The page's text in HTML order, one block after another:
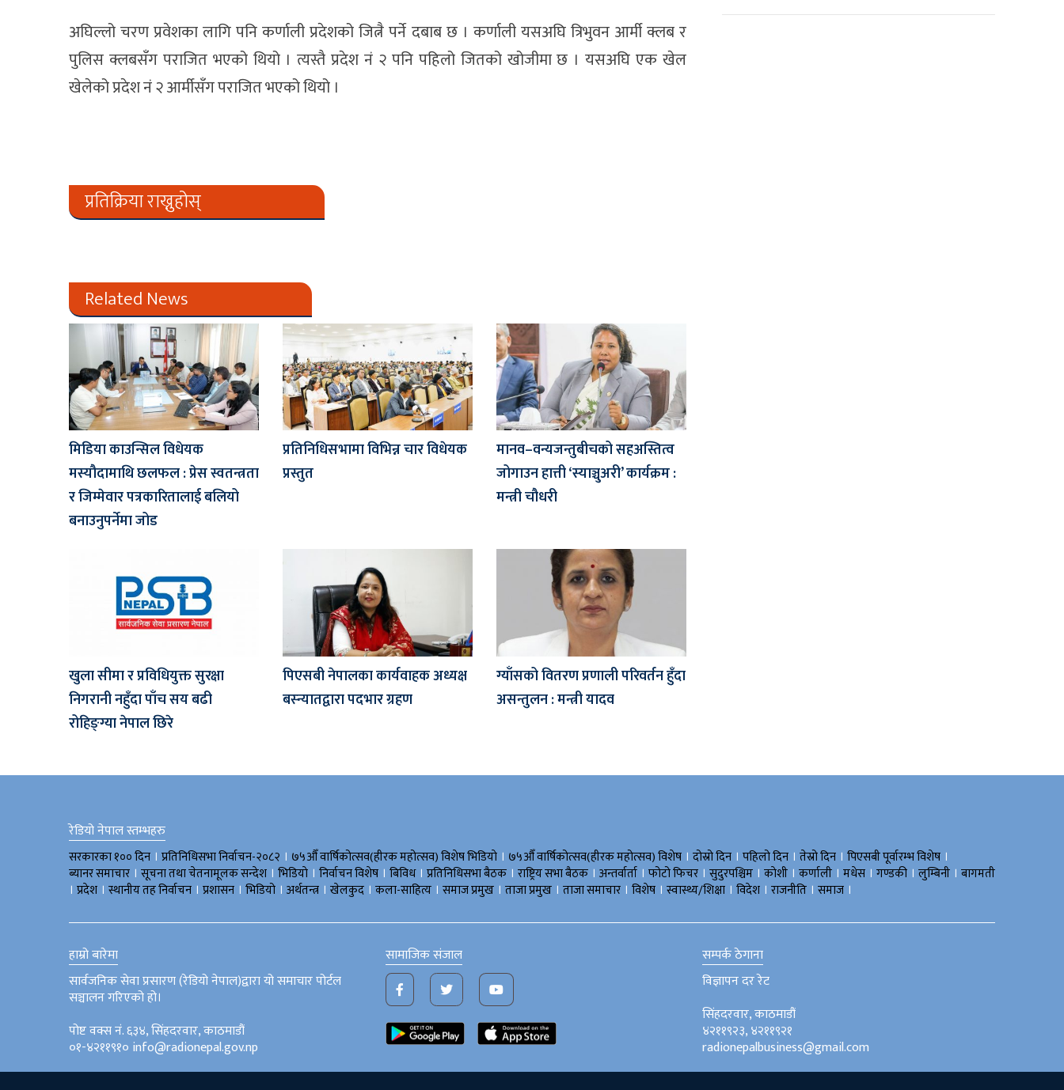
अघिल्लो चरण प्रवेशका लागि पनि कर्णाली प्रदेशको जित्नै पर्ने दबाब छ । कर्णाली यसअघि त्रिभुवन आर्मी क्लब र
पुलिस क्लबसँग पराजित भएको थियो । त्यस्तै प्रदेश नं २ पनि पहिलो जितको खोजीमा छ । यसअघि एक खेल
खेलेको प्रदेश नं २ आर्मीसँग पराजित भएको थियो ।
प्रतिक्रिया राख्नुहोस्
Related News
मिडिया काउन्सिल विधेयक
मस्यौदामाथि छलफल : प्रेस स्वतन्त्रता
र जिम्मेवार पत्रकारितालाई बलियो
बनाउनुपर्नेमा जोड
प्रतिनिधिसभामा विभिन्न चार विधेयक
प्रस्तुत
मानव–वन्यजन्तुबीचको सहअस्तित्व
जोगाउन हात्ती ‘स्याञ्चुअरी’ कार्यक्रम :
मन्त्री चौधरी
खुला सीमा र प्रविधियुक्त सुरक्षा
निगरानी नहुँदा पाँच सय बढी
रोहिङ्ग्या नेपाल छिरे
पिएसबी नेपालका कार्यवाहक अध्यक्ष
बस्न्यातद्वारा पदभार ग्रहण
ग्याँसको वितरण प्रणाली परिवर्तन हुँदा
असन्तुलन : मन्त्री यादव
रेडियो नेपाल स्तम्भहरु
सरकारका १०० दिन । प्रतिनिधिसभा निर्वाचन-२०८२ । ७५औँ वार्षिकोत्सव(हीरक महोत्सव) विशेष भिडियाे । ७५औँ वार्षिकोत्सव(हीरक महोत्सव) विशेष । दोस्रो दिन । पहिलो दिन । तेस्रो दिन । पिएसबी पूर्वारम्भ विशेष ।
ब्यानर समाचार । सूचना तथा चेतनामूलक सन्देश । भिडियाे । निर्वाचन विशेष । बिविध। प्रतिनिधिसभा बैठक । राष्ट्रिय सभा बैठक । अन्तर्वार्ता । फोटो फिचर । सुदुरपश्चिम । काेशी । कर्णाली । मधेस । गण्डकी । लुम्बिनी । बागमती
। प्रदेश । स्थानीय तह निर्वाचन । प्रशासन । भिडियो । अर्थतन्त्र । खेलकुद । कला-साहित्य । समाज प्रमुख । ताजा प्रमुख । ताजा समाचार । विशेष । स्वास्थ्य/शिक्षा । विदेश । राजनीति । समाज ।
हाम्रो बारेमा
सार्वजनिक सेवा प्रसारण (रेडियो नेपाल)द्वारा यो समाचार पोर्टल
सञ्चालन गरिएको हो।
पोष्ट वक्स नं. ६३४, सिंहदरवार, काठमाडौं
०१-४२११९१० info@radionepal.gov.np
सामाजिक संजाल
सम्पर्क ठेगाना
विज्ञापन दर रेट
सिंहदरवार, काठमाडौं
४२११९२३, ४२११९२१
radionepalbusiness@gmail.com